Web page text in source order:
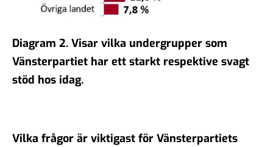
Diagram 2. Visar vilka undergrupper som
Vänsterpartiet har ett starkt respektive svagt
stöd hos idag.
Vilka frågor är viktigast för Vänsterpartiets